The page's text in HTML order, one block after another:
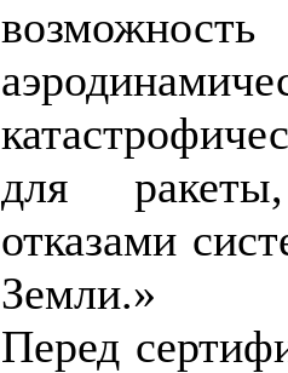
для
отказами
Земли.»
Перед